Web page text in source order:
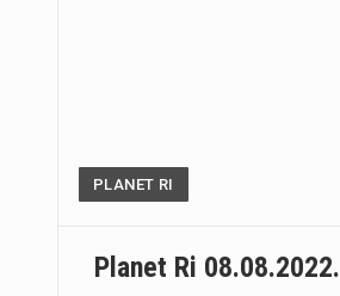
PLANET RI
Planet Ri 08.08.2022.